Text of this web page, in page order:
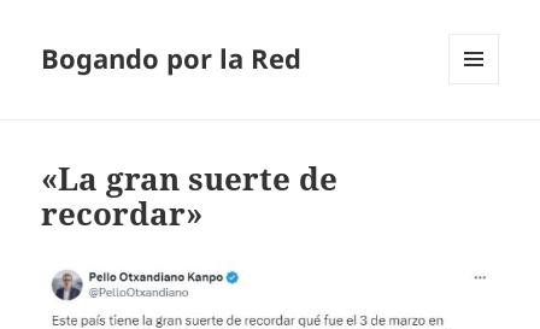
Bogando por la Red
«La gran suerte de
recordar»